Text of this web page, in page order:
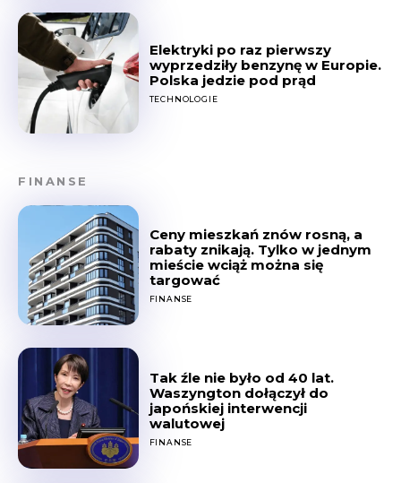
Elektryki po raz pierwszy
wyprzedziły benzynę w Europie.
Polska jedzie pod prąd
TECHNOLOGIE
FINANSE
Ceny mieszkań znów rosną, a
rabaty znikają. Tylko w jednym
mieście wciąż można się
targować
FINANSE
Tak źle nie było od 40 lat.
Waszyngton dołączył do
japońskiej interwencji
walutowej
FINANSE